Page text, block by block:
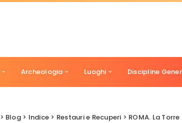
Archeologia Luoghi Discipline
> Blog> Indice > Restauri e Recuperi > ROMA. La